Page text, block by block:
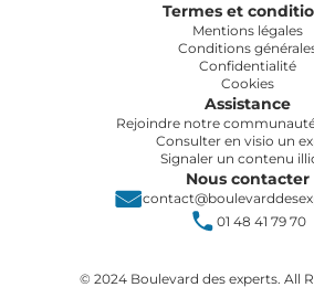
Termes et
Mentions légales
Conditions
Confidentialité
Cookies
Assistance
Rejoindre notre
Consulter en visio un
Signaler un contenu
Nous contacter
01 48 41 79 70
© 2024 Boulevard des experts. All